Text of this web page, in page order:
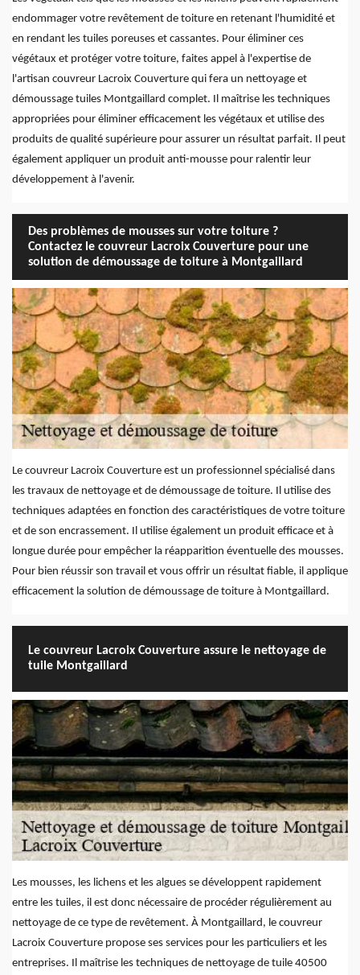
endommager votre revêtement de toiture en retenant l'humidité et
en rendant les tuiles poreuses et cassantes. Pour éliminer ces
végétaux et protéger votre toiture, faites appel à l'expertise de
l'artisan couvreur Lacroix Couverture qui fera un nettoyage et
démoussage tuiles Montgaillard complet. Il maîtrise les techniques
appropriées pour éliminer efficacement les végétaux et utilise des
produits de qualité supérieure pour assurer un résultat parfait. Il peut
également appliquer un produit anti-mousse pour ralentir leur
développement à l'avenir.
Des problèmes de mousses sur votre toiture ?
Contactez le couvreur Lacroix Couverture pour une
solution de démoussage de toiture à Montgaillard
Le couvreur Lacroix Couverture est un professionnel spécialisé dans
les travaux de nettoyage et de démoussage de toiture. Il utilise des
techniques adaptées en fonction des caractéristiques de votre toiture
et de son encrassement. Il utilise également un produit efficace et à
longue durée pour empêcher la réapparition éventuelle des mousses.
Pour bien réussir son travail et vous offrir un résultat fiable, il applique
efficacement la solution de démoussage de toiture à Montgaillard.
Le couvreur Lacroix Couverture assure le nettoyage de
tuile Montgaillard
Les mousses, les lichens et les algues se développent rapidement
entre les tuiles, il est donc nécessaire de procéder régulièrement au
nettoyage de ce type de revêtement. À Montgaillard, le couvreur
Lacroix Couverture propose ses services pour les particuliers et les
entreprises. Il maîtrise les techniques de nettoyage de tuile 40500